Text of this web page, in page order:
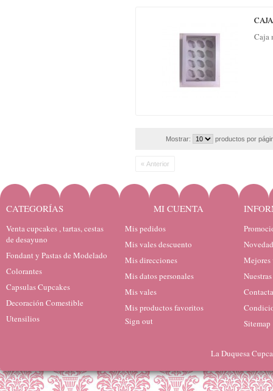
Caja
Mostrar: productos por
« Anterior
CATEGORÍAS
Venta cupcakes , tartas, cestas
de desayuno
Fondant y Pastas de Modelado
Colorantes
Capsulas Cupcakes
Decoración Comestible
Utensilios
MI CUENTA
Mis pedidos
Mis vales descuento
Mis direcciones
Mis datos personales
Mis vales
Mis productos favoritos
Sign out
Mejores
Sitemap
La Duquesa